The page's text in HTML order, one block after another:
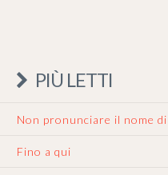
PIÙ LETTI
Non pronunciare il nome
Fino a qui